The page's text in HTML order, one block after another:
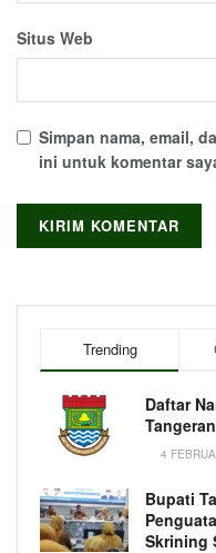
Situs Web
Simpan nama, email,
ini untuk komentar
Trending
Daftar
4
Bupati
Skrining